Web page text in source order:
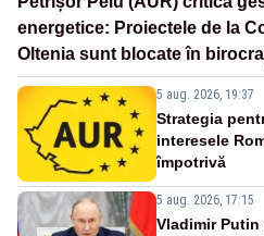
energetice: Proiectele de la
Oltenia sunt blocate în
5 aug. 2026, 19:37
Strategia
interesele
împotrivă
5 aug. 2026, 17:15
Vladimir Putin